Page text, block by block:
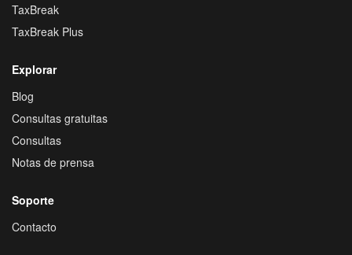
TaxBreak
TaxBreak Plus
Explorar
Blog
Consultas gratuitas
Consultas
Notas de prensa
Soporte
Contacto